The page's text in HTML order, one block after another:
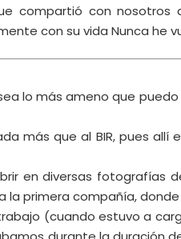
compartió con
con su vida Nunca he
lo más ameno que puedo
más que al BIR, pues
en diversas fotografías
la primera compañía,
(cuando estuvo a